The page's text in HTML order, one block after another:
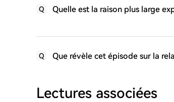
Q Quelle est la raison plus large
Q Que révèle cet épisode sur la
Lectures associées